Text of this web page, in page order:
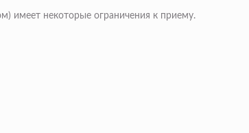
имеет некоторые ограничения к приему.